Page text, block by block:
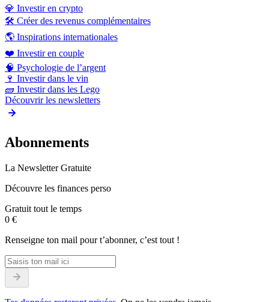
💎 Investir en crypto
🛠️ Créer des revenus complémentaires
🌎 Inspirations internationales
❤️ Investir en couple
🧠 Psychologie de l’argent
🍷 Investir dans le vin
🧱 Investir dans les Lego
Découvrir les newsletters
Abonnements
La Newsletter Gratuite
Découvre les finances perso
Gratuit tout le temps
0 €
Renseigne ton mail pour t’abonner, c’est tout !